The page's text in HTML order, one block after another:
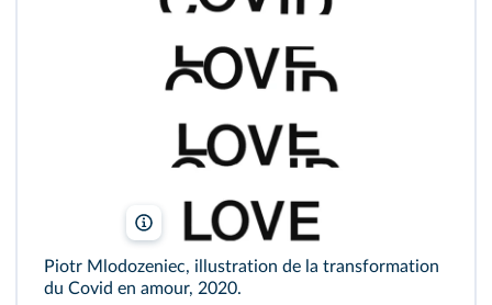
Piotr Mlodozeniec / Centre du graphisme d'Échirolles /
Piotr Mlodozeniec, illustration de la transformation
du Covid en amour, 2020.